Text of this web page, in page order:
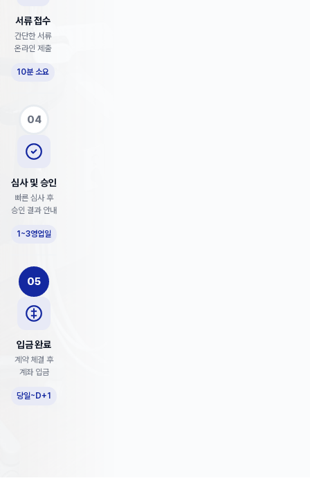
서류 접수
간단한 서류
온라인 제출
10분 소요
04
심사 및 승인
빠른 심사 후
승인 결과 안내
1~3영업일
05
입금 완료
계약 체결 후
계좌 입금
당일~D+1